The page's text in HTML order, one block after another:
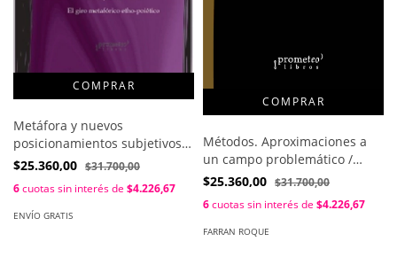
Metáfora y nuevos
posicionamientos subjetivos /
María Marta Fouljkes
$25.360,00 $31.700,00
6cuotas sin interés de $4.226,67
ENVÍO GRATIS
Métodos. Aproximaciones a
un campo problemático /
Roque Farrán; Emmanuel
$25.360,00 $31.700,00
6cuotas sin interés de $4.226,67
FARRAN ROQUE